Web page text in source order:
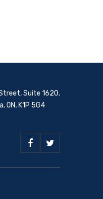
Suite 1620,
ON, K1P 5G4